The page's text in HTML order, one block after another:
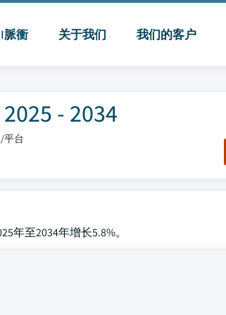
脈衝 关于我们 我们的客户
- 2034
平台
年至2034年增长5.8%。